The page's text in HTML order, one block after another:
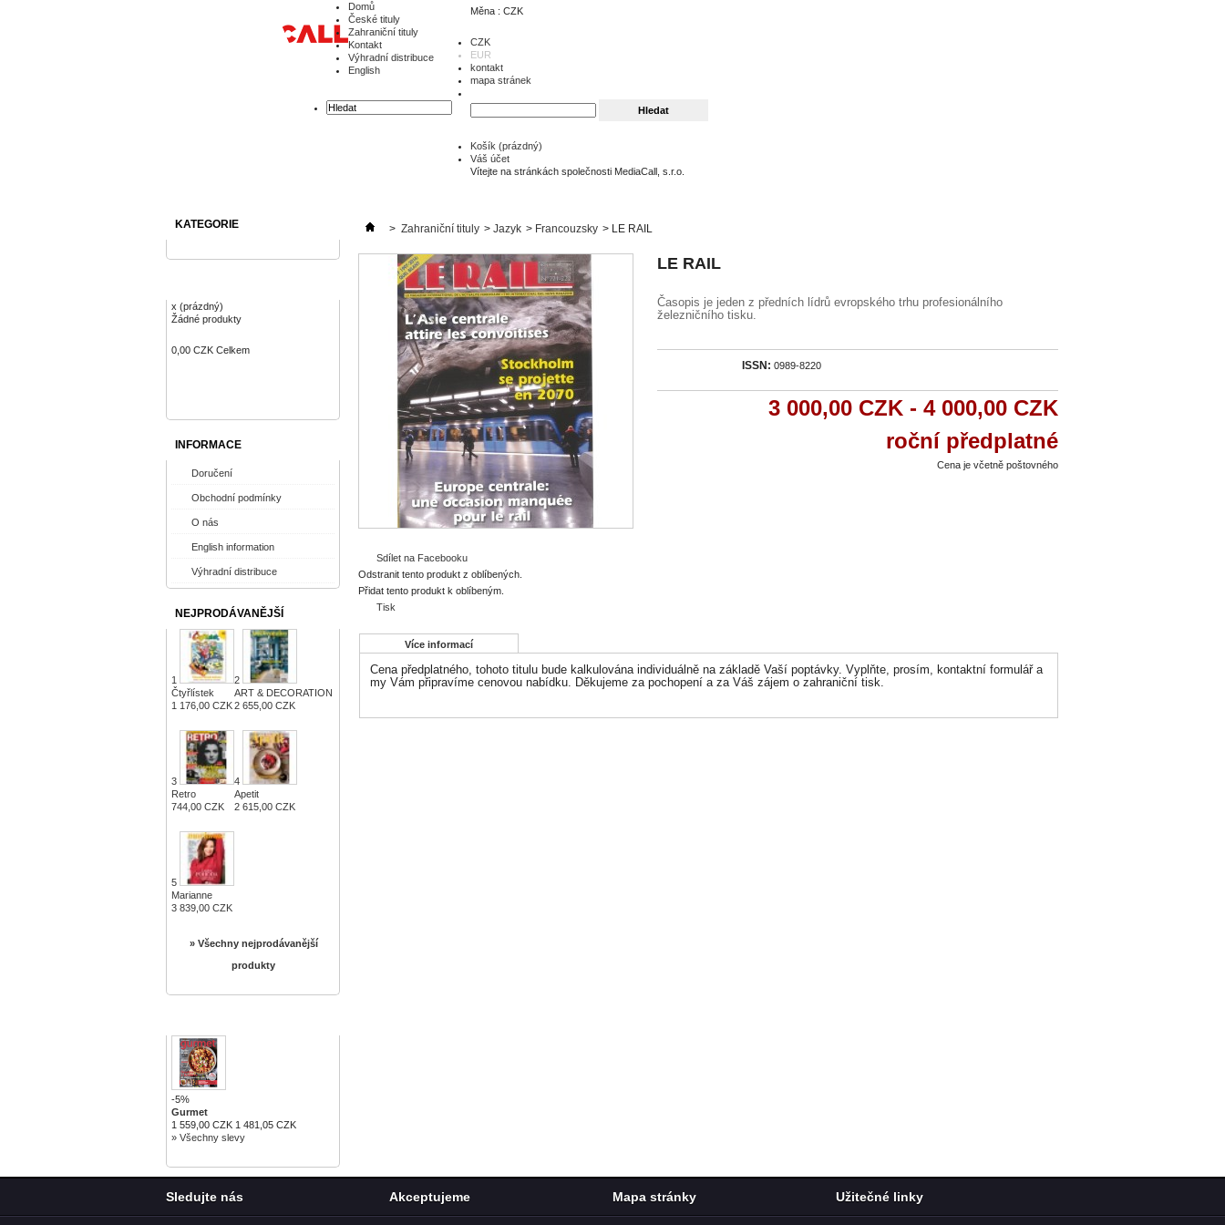
Měna : CZK
CZK
EUR
kontakt
mapa stránek
Košík (prázdný)
Váš účet
Vítejte na stránkách společnosti MediaCall, s.r.o.
Domů
České tituly
Zahraniční tituly
Kontakt
Výhradní distribuce
English
KATEGORIE
x (prázdný)
Žádné produkty
0,00 CZK Celkem
INFORMACE
Doručení
Obchodní podmínky
O nás
English information
Výhradní distribuce
NEJPRODÁVANĚJŠÍ
1
Čtyřlístek
1 176,00 CZK
2
ART & DECORATION
2 655,00 CZK
3
Retro
744,00 CZK
4
Apetit
2 615,00 CZK
5
Marianne
3 839,00 CZK
» Všechny nejprodávanější
produkty
-5%
Gurmet
1 559,00 CZK 1 481,05 CZK
» Všechny slevy
> Zahraniční tituly > Jazyk > Francouzsky > LE RAIL
Sdílet na Facebooku
Odstranit tento produkt z oblíbených.
Přidat tento produkt k oblíbeným.
Tisk
LE RAIL
Časopis je jeden z předních lídrů evropského trhu profesionálního
železničního tisku.
ISSN: 0989-8220
3 000,00 CZK - 4 000,00 CZK
roční předplatné
Cena je včetně poštovného
Více informací
Cena předplatného, tohoto titulu bude kalkulována individuálně na základě Vaší poptávky. Vyplňte, prosím, kontaktní formulář a
my Vám připravíme cenovou nabídku. Děkujeme za pochopení a za Váš zájem o zahraniční tisk.
Sledujte nás Akceptujeme Mapa stránky Užitečné linky